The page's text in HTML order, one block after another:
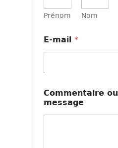
Prénom Nom
E-mail*
-
m
a
Commentaire ou
message